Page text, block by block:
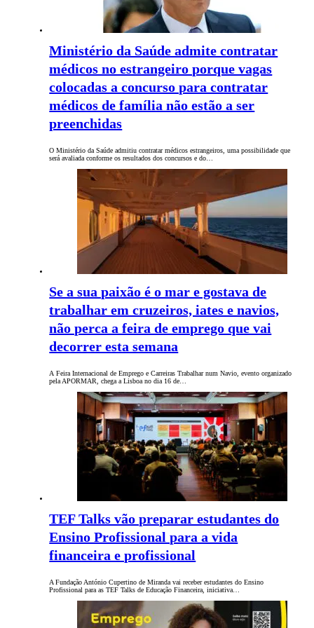
Ministério da Saúde admite contratar
médicos no estrangeiro porque vagas
colocadas a concurso para contratar
médicos de família não estão a ser
preenchidas
O Ministério da Saúde admitiu contratar médicos estrangeiros, uma possibilidade que
será avaliada conforme os resultados dos concursos e do…
Se a sua paixão é o mar e gostava de
trabalhar em cruzeiros, iates e navios,
não perca a feira de emprego que vai
decorrer esta semana
A Feira Internacional de Emprego e Carreiras Trabalhar num Navio, evento organizado
pela APORMAR, chega a Lisboa no dia 16 de…
TEF Talks vão preparar estudantes do
Ensino Profissional para a vida
financeira e profissional
A Fundação António Cupertino de Miranda vai receber estudantes do Ensino
Profissional para as TEF Talks de Educação Financeira, iniciativa…